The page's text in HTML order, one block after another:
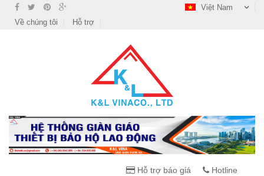
Việt Nam
Về chúng tôi
Hỗ trợ
Hỗ trợ báo giá Hotline